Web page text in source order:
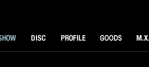
PROFILE GOODS M.X.M & M.